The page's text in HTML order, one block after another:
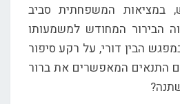
במציאות המשפחתית סביב
הבירור המחודש למשמעותו
הבין דורי, על רקע סיפור
התנאים המאפשרים את ברור